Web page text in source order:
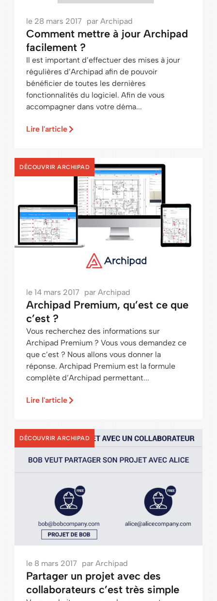
le 28 mars 2017 par Archipad
Comment mettre à jour Archipad
facilement ?
Il est important d’effectuer des mises à jour
régulières d’Archipad afin de pouvoir
bénéficier de toutes les dernières
fonctionnalités du logiciel. Afin de vous
accompagner dans votre déma...
Lire l'article
DÉCOUVRIR ARCHIPAD
le 14 mars 2017 par Archipad
Archipad Premium, qu’est ce que
c’est ?
Vous recherchez des informations sur
Archipad Premium ? Vous vous demandez ce
que c’est ? Nous allons vous donner la
réponse. Archipad Premium est la formule
complète d’Archipad permettant...
Lire l'article
DÉCOUVRIR ARCHIPAD
le 8 mars 2017 par Archipad
Partager un projet avec des
collaborateurs c’est très simple